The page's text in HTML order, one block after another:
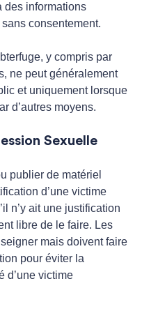
des informations
consentement.
y compris par
ne peut généralement
et uniquement lorsque
d’autres moyens.
Sexuelle
publier de matériel
d’une victime
n’y ait une justification
libre de le faire. Les
mais doivent faire
pour éviter la
d’une victime